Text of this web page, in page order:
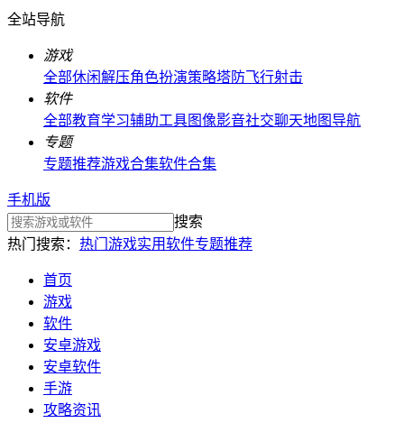
全站导航
游戏
全部休闲解压角色扮演策略塔防飞行射击
软件
全部教育学习辅助工具图像影音社交聊天地图导航
专题
专题推荐游戏合集软件合集
手机版
搜索
热门搜索： 热门游戏实用软件专题推荐
首页
游戏
软件
安卓游戏
安卓软件
手游
攻略资讯